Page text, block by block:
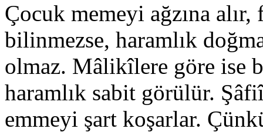
Çocuk memeyi ağzına
bilinmezse, haramlık
olmaz. Mâlikîlere göre ise
haramlık sabit görülür.
emmeyi şart koşarlar.